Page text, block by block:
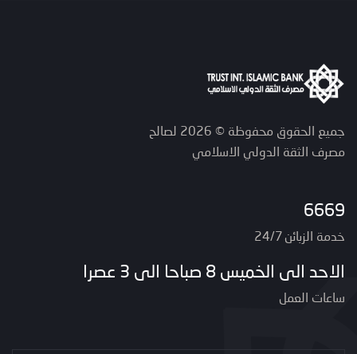
جميع الحقوق محفوظة © 2026 لصالح
مصرف الثقة الدولي الاسلامي
6669
خدمة الزبائن 24/7
الاحد الى الخميس 8 صباحا الى 3 عصرا
ساعات العمل